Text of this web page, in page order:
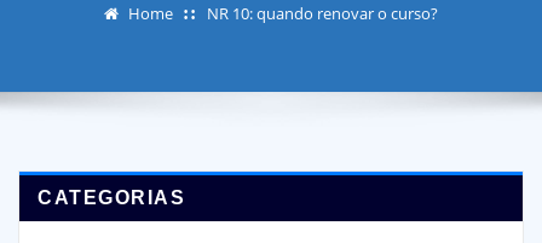
Home NR 10: quando renovar o curso?
CATEGORIAS